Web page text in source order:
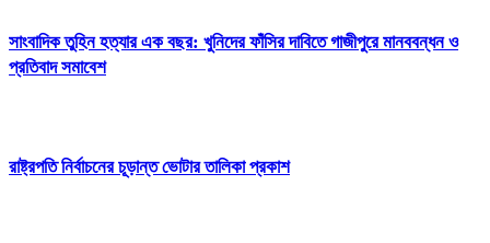
সাংবাদিক তুহিন হত্যার এক বছর: খুনিদের ফাঁসির দাবিতে গাজীপুরে মানববন্ধন ও
প্রতিবাদ সমাবেশ
রাষ্ট্রপতি নির্বাচনের চূড়ান্ত ভোটার তালিকা প্রকাশ